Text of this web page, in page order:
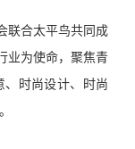
联合太平鸟共同成
业为使命，聚焦青
、时尚设计、时尚